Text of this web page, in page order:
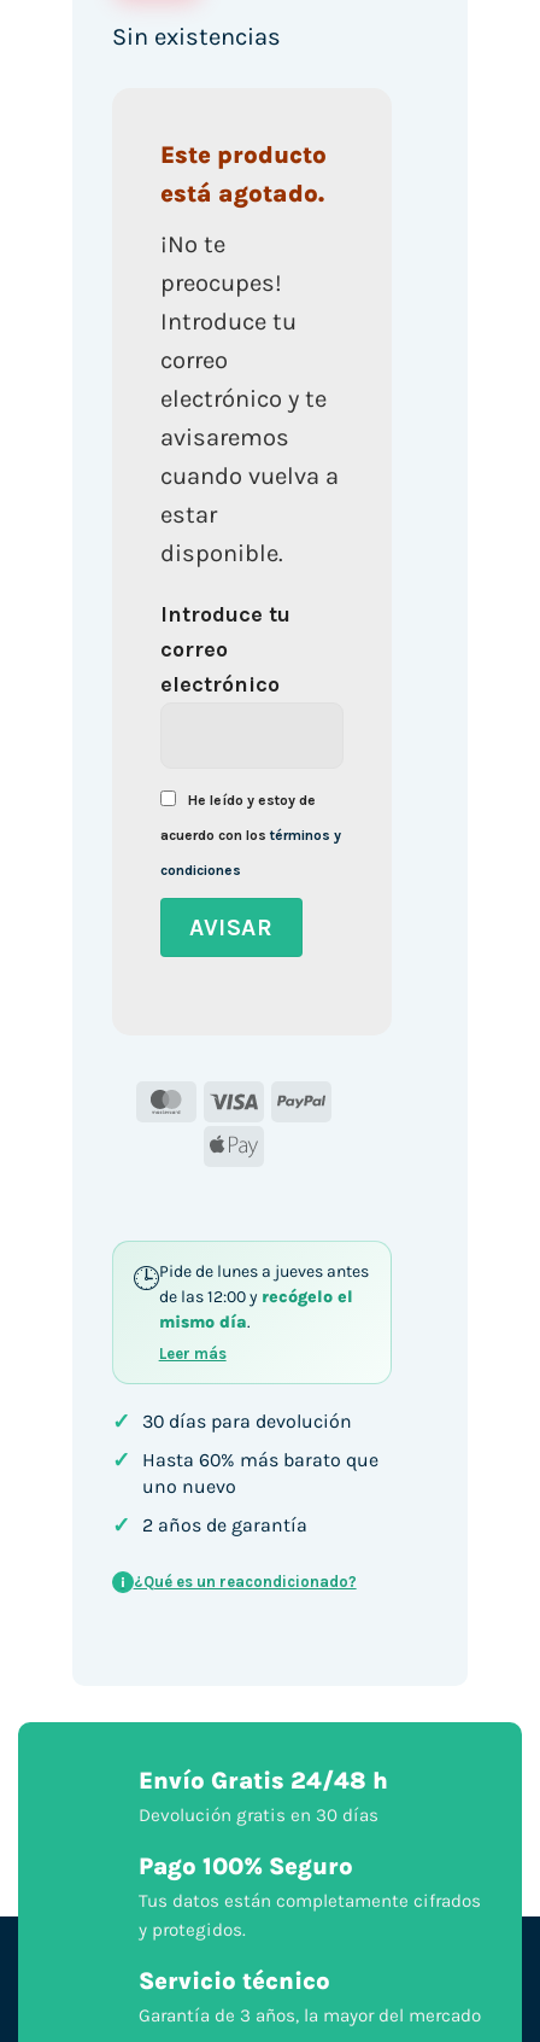
Sin existencias
Este producto
está agotado.
¡No te
preocupes!
Introduce tu
correo
electrónico y te
avisaremos
cuando vuelva a
estar
disponible.
Introduce tu
correo
electrónico
He leído y estoy de
acuerdo con lostérminos y
condiciones
MasterCard
Visa
PayPal
Apple
Pide de lunes a jueves antes
de las 12:00 y recógelo el
mismo día.
Leer más
✓ 30 días para devolución
✓
Hasta 60% más barato que
uno nuevo
✓ 2 años de garantía
i ¿Qué es un reacondicionado?
Envío Gratis 24/48 h
Devolución gratis en 30 días
Pago 100% Seguro
Tus datos están completamente cifrados
y protegidos.
Servicio técnico
Garantía de 3 años, la mayor del mercado